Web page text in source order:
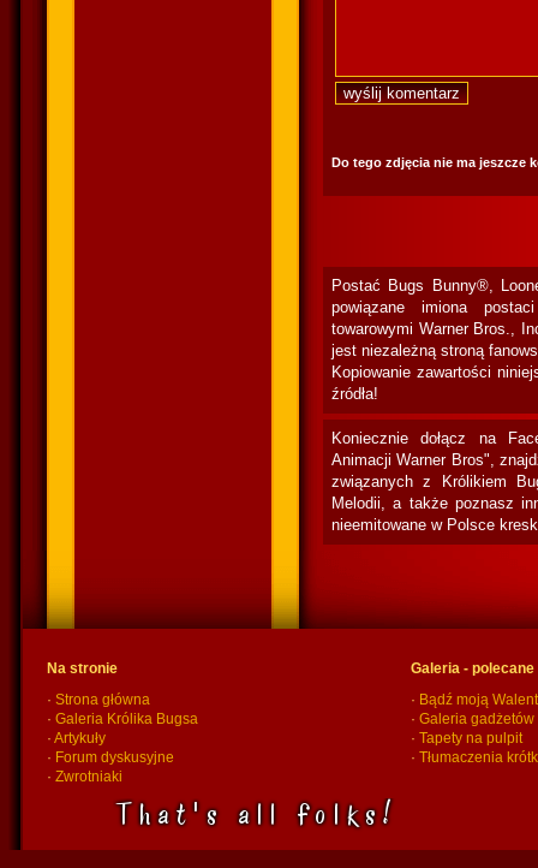
Do tego zdjęcia nie ma jeszcze
Postać Bugs Bunny®,
powiązane imiona
towarowymi Warner Bros.,
jest niezależną stroną
Kopiowanie zawartości
źródła!
Koniecznie dołącz na
Animacji Warner Bros",
związanych z Królikiem
Melodii, a także poznasz
nieemitowane w Polsce
Na stronie
· Strona główna
· Galeria Królika Bugsa
· Artykuły
· Forum dyskusyjne
· Zwrotniaki
Galeria -
· Bądź moją
·Galeria
·Tapety na pulpit
·Tłumaczenia